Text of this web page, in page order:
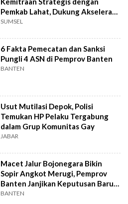
Pemkab Lahat, Dukung Akselerasi
Ekonomi Daerah
SUMSEL
6 Fakta Pemecatan dan Sanksi
Pungli 4 ASN di Pemprov Banten
BANTEN
Usut Mutilasi Depok, Polisi
Temukan HP Pelaku Tergabung
dalam Grup Komunitas Gay
JABAR
Macet Jalur Bojonegara Bikin
Sopir Angkot Merugi, Pemprov
Banten Janjikan Keputusan Baru 4
Hari Lagi
BANTEN